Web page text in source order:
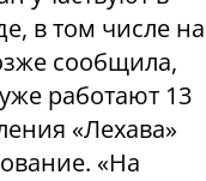
в том числе на
сообщила,
работают 13
«Лехава»
«На